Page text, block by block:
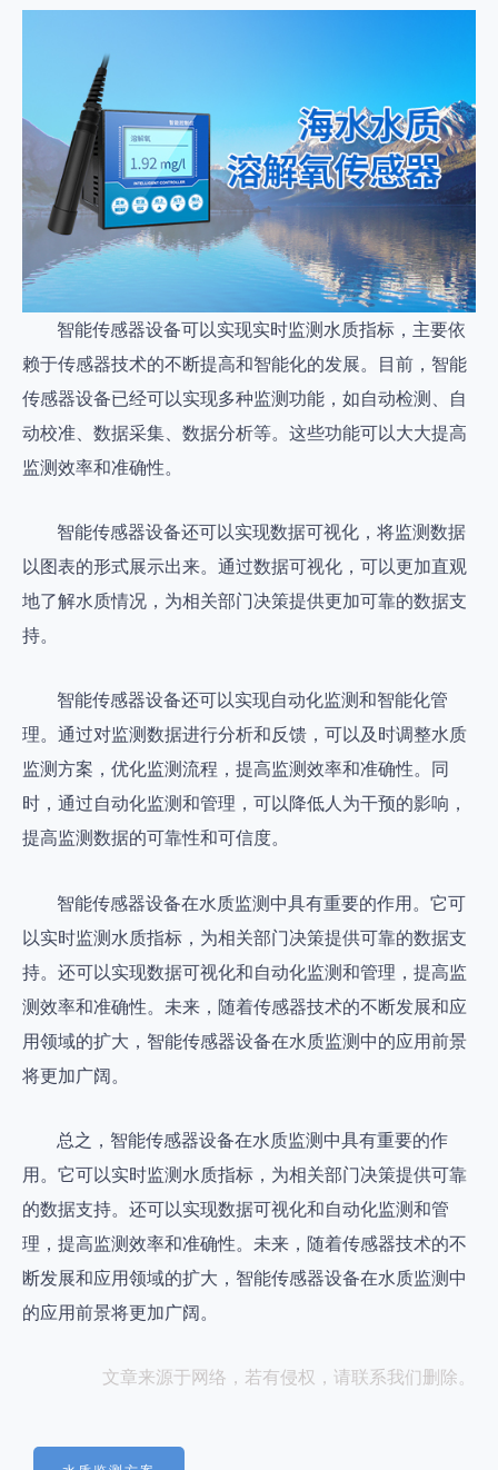
智能传感器设备可以实现实时监测水质指标，主要依
赖于传感器技术的不断提高和智能化的发展。目前，智能
传感器设备已经可以实现多种监测功能，如自动检测、自
动校准、数据采集、数据分析等。这些功能可以大大提高
监测效率和准确性。
智能传感器设备还可以实现数据可视化，将监测数据
以图表的形式展示出来。通过数据可视化，可以更加直观
地了解水质情况，为相关部门决策提供更加可靠的数据支
持。
智能传感器设备还可以实现自动化监测和智能化管
理。通过对监测数据进行分析和反馈，可以及时调整水质
监测方案，优化监测流程，提高监测效率和准确性。同
时，通过自动化监测和管理，可以降低人为干预的影响，
提高监测数据的可靠性和可信度。
智能传感器设备在水质监测中具有重要的作用。它可
以实时监测水质指标，为相关部门决策提供可靠的数据支
持。还可以实现数据可视化和自动化监测和管理，提高监
测效率和准确性。未来，随着传感器技术的不断发展和应
用领域的扩大，智能传感器设备在水质监测中的应用前景
将更加广阔。
总之，智能传感器设备在水质监测中具有重要的作
用。它可以实时监测水质指标，为相关部门决策提供可靠
的数据支持。还可以实现数据可视化和自动化监测和管
理，提高监测效率和准确性。未来，随着传感器技术的不
断发展和应用领域的扩大，智能传感器设备在水质监测中
的应用前景将更加广阔。
文章来源于网络，若有侵权，请联系我们删除。